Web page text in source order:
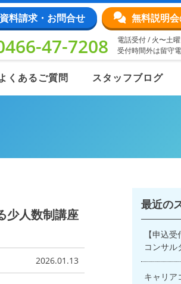
資料請求・お問合せ 無料説明
47-7208
電話受付 / 火〜土
受付時間外は留守
くあるご質問 スタッフブログ
少人数制講座
2026.01.13
最近の
【申込
コンサル
キャリア